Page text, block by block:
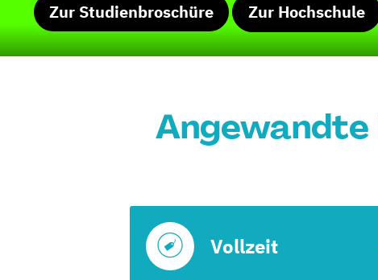
Zur Studienbroschüre Zur Hochschule
Angewandte
Vollzeit